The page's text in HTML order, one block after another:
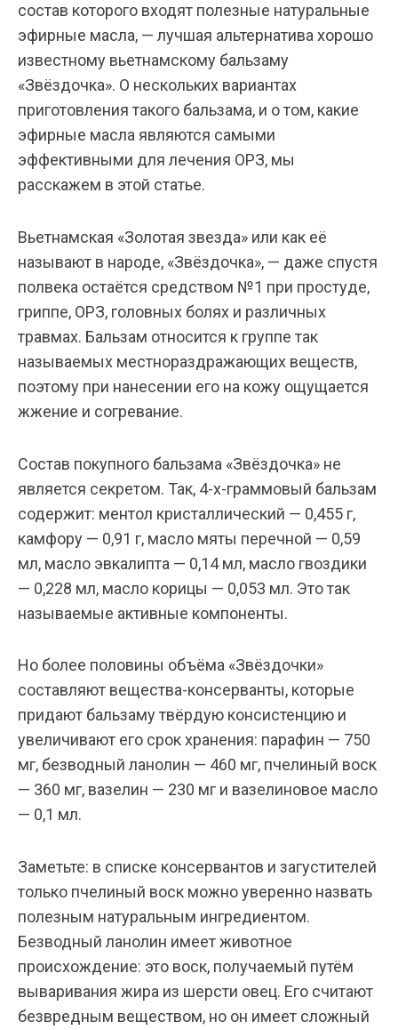
состав которого входят полезные натуральные
эфирные масла, — лучшая альтернатива хорошо
известному вьетнамскому бальзаму
«Звёздочка». О нескольких вариантах
приготовления такого бальзама, и о том, какие
эфирные масла являются самыми
эффективными для лечения ОРЗ, мы
расскажем в этой статье.
Вьетнамская «Золотая звезда» или как её
называют в народе, «Звёздочка», — даже спустя
полвека остаётся средством №1 при простуде,
гриппе, ОРЗ, головных болях и различных
травмах. Бальзам относится к группе так
называемых местнораздражающих веществ,
поэтому при нанесении его на кожу ощущается
жжение и согревание.
Состав покупного бальзама «Звёздочка» не
является секретом. Так, 4-х-граммовый бальзам
содержит: ментол кристаллический — 0,455 г,
камфору — 0,91 г, масло мяты перечной — 0,59
мл, масло эвкалипта — 0,14 мл, масло гвоздики
— 0,228 мл, масло корицы — 0,053 мл. Это так
называемые активные компоненты.
Но более половины объёма «Звёздочки»
составляют вещества-консерванты, которые
придают бальзаму твёрдую консистенцию и
увеличивают его срок хранения: парафин — 750
мг, безводный ланолин — 460 мг, пчелиный воск
— 360 мг, вазелин — 230 мг и вазелиновое масло
— 0,1 мл.
Заметьте: в списке консервантов и загустителей
только пчелиный воск можно уверенно назвать
полезным натуральным ингредиентом.
Безводный ланолин имеет животное
происхождение: это воск, получаемый путём
вываривания жира из шерсти овец. Его считают
безвредным веществом, но он имеет сложный